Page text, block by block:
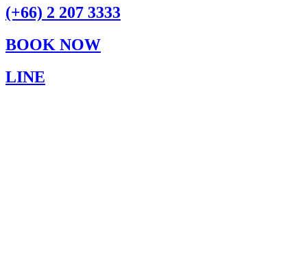
(+66) 2 207 3333
BOOK NOW
LINE